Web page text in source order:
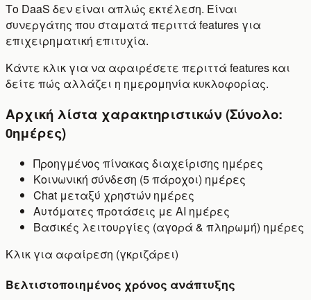
Το DaaS δεν είναι απλώς εκτέλεση. Είναι
συνεργάτης που σταματά περιττά features για
επιχειρηματική επιτυχία.
Κάντε κλικ για να αφαιρέσετε περιττά features και
δείτε πώς αλλάζει η ημερομηνία κυκλοφορίας.
Αρχική λίστα χαρακτηριστικών (Σύνολο:
0ημέρες)
Προηγμένος πίνακας διαχείρισης ημέρες
Κοινωνική σύνδεση (5 πάροχοι) ημέρες
Chat μεταξύ χρηστών ημέρες
Αυτόματες προτάσεις με AI ημέρες
Βασικές λειτουργίες (αγορά & πληρωμή) ημέρες
Κλικ για αφαίρεση (γκριζάρει)
Βελτιστοποιημένος χρόνος ανάπτυξης